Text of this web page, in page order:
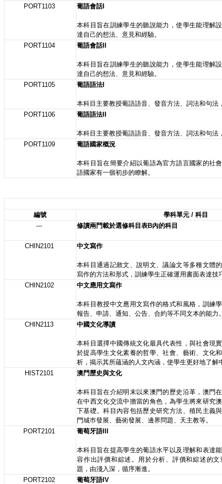
PORT1103
葡語會話I
本科目旨在訓練學生的聽說能力，使學生能理解
達自己的想法、意見和經驗。
PORT1104
葡語會話II
本科目旨在訓練學生的聽說能力，使學生能理解
達自己的想法、意見和經驗。
PORT1105
葡語語法I
本科目主要教授葡語語音、發音方法、詞法和句法
PORT1106
葡語語法II
本科目主要教授葡語語音、發音方法、詞法和句法
PORT1109
葡語國家概況
本科目旨在簡要介紹以葡語為官方語言國家的社
語國家有一個初步的瞭解。
編號
學科單元 / 科目
---
修讀兩門載於選修科目表B內的科目
CHIN2101 中文寫作
本科目通過記敘文、說明文、議論文等多種文體
寫作的方法和形式，訓練學生正確運用書面表達技
CHIN2102
中文應用文寫作
本科目教授中文應用文寫作的格式和風格，訓練
報告、申請、通知、公告、合約等不同文本的能力
CHIN2113
中國文化導讀
本科目選擇中國傳統文化最具代表性，與社會現
於提高學生文化素養的哲學、社會、藝術、文化
析，揭示其所蘊涵的人文內涵，使學生更好地了解
HIST2101
澳門歷史與文化
本科目旨在介紹明末以來澳門的歷史沿革，澳門
在中西文化交流中擔當的角色，為學生將來研究
下基礎。科目內容包括歷史研究方法、殖民主義
門城巿發展、藝術發展、邊界問題、天主教等。
PORT2101
葡萄牙語III
本科目旨在提高學生的葡語水平以及理解和表達
容作出評價和綜述。用於分析、評價和綜述的
題，由淺入深，循序漸進。
PORT2102
葡萄牙語IV